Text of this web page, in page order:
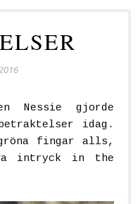
Nessie gjorde
idag.
fingar alls,
intryck in the